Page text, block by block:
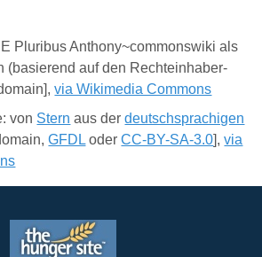
Pluribus Anthony~commonswiki als
(basierend auf den Rechteinhaber-
via Wikimedia Commons
von Stern aus derdeutschsprachigen
GFDL oderCC-BY-SA-3.0],via